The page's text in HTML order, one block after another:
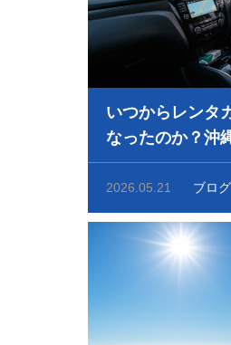
いつからレンタ
なったのか？沖
カーを探す人が
2026.05.21 ブログ